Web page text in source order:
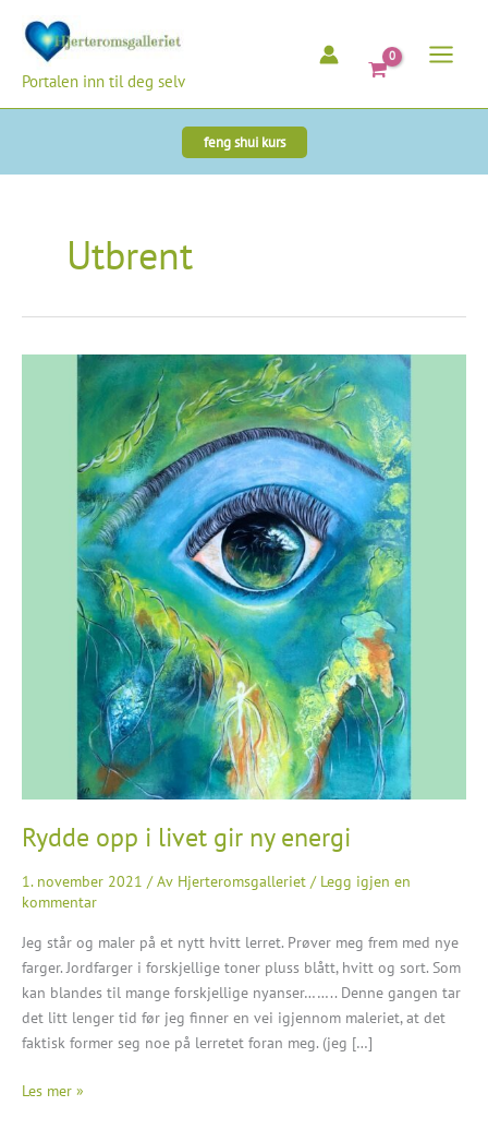
innholdet
Portalen inn til deg selv
feng shui kurs
Utbrent
Rydde opp i livet gir ny energi
1. november 2021 / Av Hjerteromsgalleriet / Legg igjen en
kommentar
Jeg står og maler på et nytt hvitt lerret. Prøver meg frem med nye
farger. Jordfarger i forskjellige toner pluss blått, hvitt og sort. Som
kan blandes til mange forskjellige nyanser…….. Denne gangen tar
det litt lenger tid før jeg finner en vei igjennom maleriet, at det
faktisk former seg noe på lerretet foran meg. (jeg […]
Rydde
Les mer »